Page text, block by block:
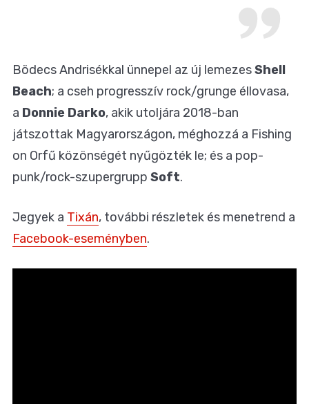
Bödecs Andrisékkal ünnepel az új lemezesShell
Beach; a cseh progresszív rock/grunge éllovasa,
a Donnie Darko, akik utoljára 2018-ban
játszottak Magyarországon, méghozzá a Fishing
on Orfű közönségét nyűgözték le; és a pop-
punk/rock-szupergrupp Soft.
Jegyek a Tixán, további részletek és menetrend a
Facebook-eseményben.